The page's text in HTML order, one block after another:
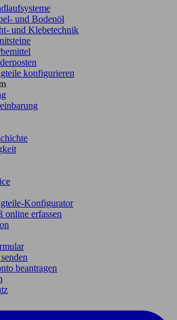
und Bodenöl
und Klebetechnik
konfigurieren
Konfigurator
online erfassen
beantragen